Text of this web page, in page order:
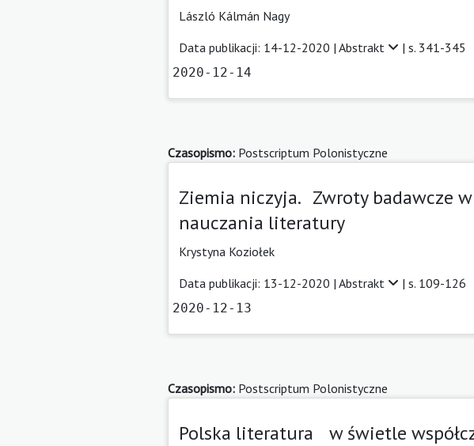
László Kálmán Nagy
Data publikacji: 14-12-2020 | Abstrakt | s. 341-345
2020-12-14
Czasopismo: Postscriptum Polonistyczne
Ziemia niczyja. Zwroty badawcze
nauczania literatury
Krystyna Koziołek
Data publikacji: 13-12-2020 | Abstrakt | s. 109-126
2020-12-13
Czasopismo: Postscriptum Polonistyczne
Polska literatura w świetle